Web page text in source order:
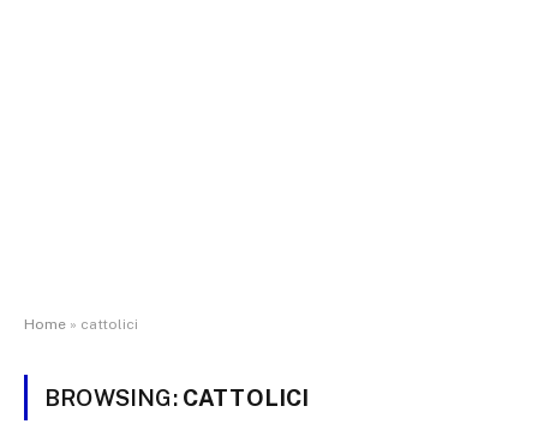
Home » cattolici
BROWSING: CATTOLICI